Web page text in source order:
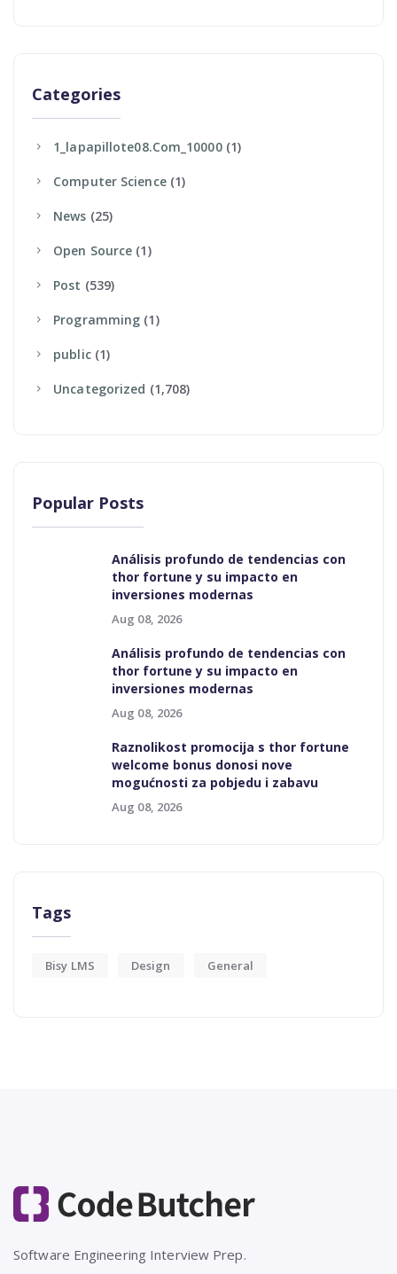
Categories
1_lapapillote08.com_10000(1)
Computer Science(1)
News (25)
Open Source (1)
Post (539)
Programming (1)
Public(1)
Uncategorized (1,708)
Popular Posts
Análisis profundo de tendencias con
thor fortune y su impacto en
inversiones modernas
Aug 08, 2026
Análisis profundo de tendencias con
thor fortune y su impacto en
inversiones modernas
Aug 08, 2026
Raznolikost promocija s thor fortune
welcome bonus donosi nove
mogućnosti za pobjedu i zabavu
Aug 08, 2026
Tags
Bisy LMS Design General
Software Engineering Interview Prep.